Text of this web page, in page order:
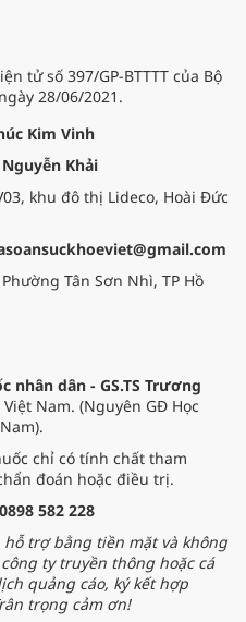
tử số 397/GP-BTTTT của Bộ
28/06/2021.
Kim Vinh
Khải
khu đô thị Lideco, Hoài Đức
Tân Sơn Nhì, TP Hồ
nhân dân - GS.TS Trương
Nam. (Nguyên GĐ Học
chỉ có tính chất tham
đoán hoặc điều trị.
0898 582 228
trợ bằng tiền mặt và không
ty truyền thông hoặc cá
quảng cáo, ký kết hợp
trọng cảm ơn!